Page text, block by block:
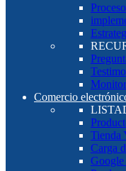
Comercio
Tienda
Carga
Google